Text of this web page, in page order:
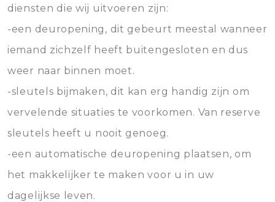
diensten die wij uitvoeren zijn:
-een deuropening, dit gebeurt meestal wanneer
iemand zichzelf heeft buitengesloten en dus
weer naar binnen moet.
-sleutels bijmaken, dit kan erg handig zijn om
vervelende situaties te voorkomen. Van reserve
sleutels heeft u nooit genoeg.
-een automatische deuropening plaatsen, om
het makkelijker te maken voor u in uw
dagelijkse leven.